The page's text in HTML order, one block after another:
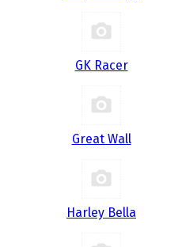
GK Racer
Great Wall
Harley Bella